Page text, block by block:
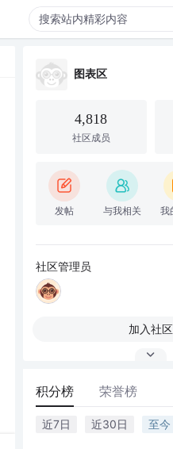
图表区
4,818
社区成员
发帖 与我相关 我
社区管理员
加入社区
积分榜 荣誉榜
近7日 近30日 至今